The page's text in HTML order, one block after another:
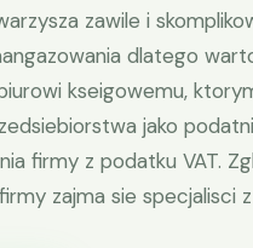
zawile i
dlatego
kseigowemu,
jako
firmy z podatku VAT.
zajma sie specjalisci